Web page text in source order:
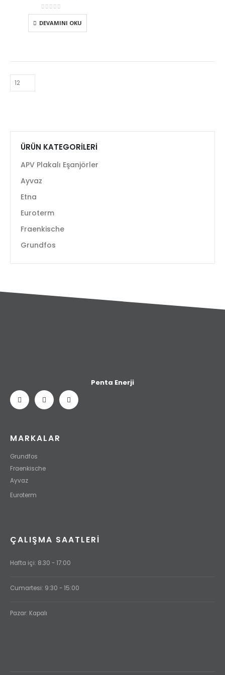
05 üzerinden
DEVAMINI OKU
ÜRÜN KATEGORILERI
APV Plakalı Eşanjörler
Ayvaz
Etna
Euroterm
Fraenkische
Grundfos
Penta Enerji
MARKALAR
Grundfos
Fraenkische
Ayvaz
Euroterm
ÇALIŞMA SAATLERI
Hafta içi: 8.30 - 17:00
Cumartesi: 9:30 - 15:00
Pazar: Kapalı